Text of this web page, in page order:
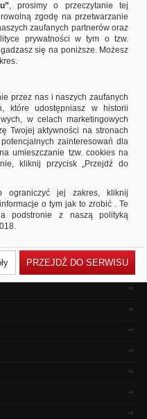
inne filtry i wyszukaj
poprawnie napisane.
, prosimy o przeczytanie tej
zgodę na przetwarzanie
zaufanych partnerów oraz
prywatności w tym o tzw.
się na poniższe. Możesz
przez nas i naszych zaufanych
które udostępniasz w historii
w celach marketingowych
Twojej aktywności na stronach
zainteresowań dla
umieszczanie tzw. cookies na
kliknij przycisk „Przejdź do
jej zakres, kliknij
o tym jak to zrobić . Te
podstronie z naszą polityką
zakładania konta. Każda
ją w dowolnym momencie
PRZEJDŹ DO SERWISU